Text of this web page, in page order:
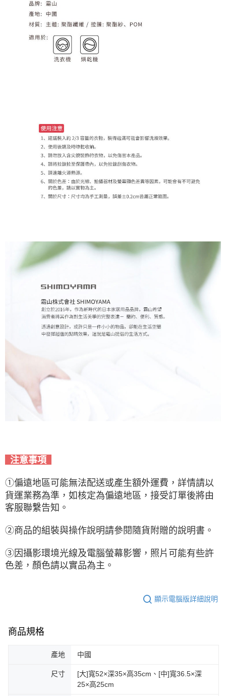
注意事項
①偏遠地區可能無法配送或產生額外運費，詳情請以
貨運業務為準，如核定為偏遠地區，接受訂單後將由
客服聯繫告知。
②商品的組裝與操作說明請參閱隨貨附贈的說明書。
③因攝影環境光線及電腦螢幕影響，照片可能有些許
色差，顏色請以實品為主。
顯示電腦版詳細說明
商品規格
產地 中國
尺寸
[大]寬52×深35×高35cm、[中]寬36.5×深
25×高25cm